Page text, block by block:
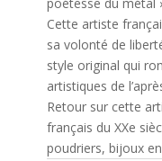
Cette artiste
sa volonté de
style original qui
artistiques de
Retour sur cette
français du XXe
poudriers, bijoux